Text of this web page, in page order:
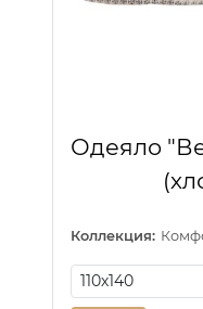
Одеяло
Коллекция: